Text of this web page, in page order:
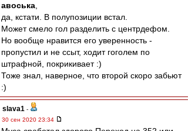
авоська
да, кстати. В полупозиции встал.
Может смело гол разделить с центрдефом.
Но вообще нравится его уверенность -
пропустил и не ссыт, ходит гоголем по
штрафной, покрикивает :)
Тоже знал, наверное, что второй скоро забьют
:)
slava1 -
30 сен 2020 23:34